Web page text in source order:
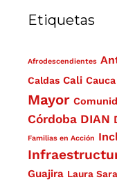
Etiquetas
Afrodescendientes
Caldas Cali Cauca
Mayor
Córdoba DIAN
Familias en Acción
Guajira Laura